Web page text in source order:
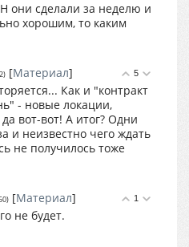
они сделали за неделю и
хорошим, то каким
5
[Материал]
Как и "контракт
- новые локации,
вот-вот! А итог? Одни
и неизвестно чего ждать
не получилось тоже
1
[Материал]
не будет.